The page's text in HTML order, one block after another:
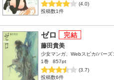
(4.0)
投稿数1件
ゼロ
藤田貴美
少女マンガ、Webスピカ/バー
1巻
857pt
(3.7)
投稿数6件